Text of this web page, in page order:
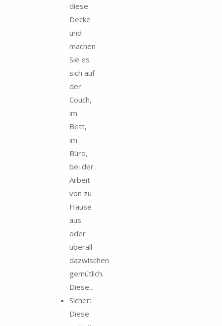
diese
Decke
und
machen
Sie es
sich auf
der
Couch,
im
Bett,
im
Büro,
bei der
Arbeit
von zu
Hause
aus
oder
überall
dazwischen
gemütlich.
Diese...
Sicher:
Diese